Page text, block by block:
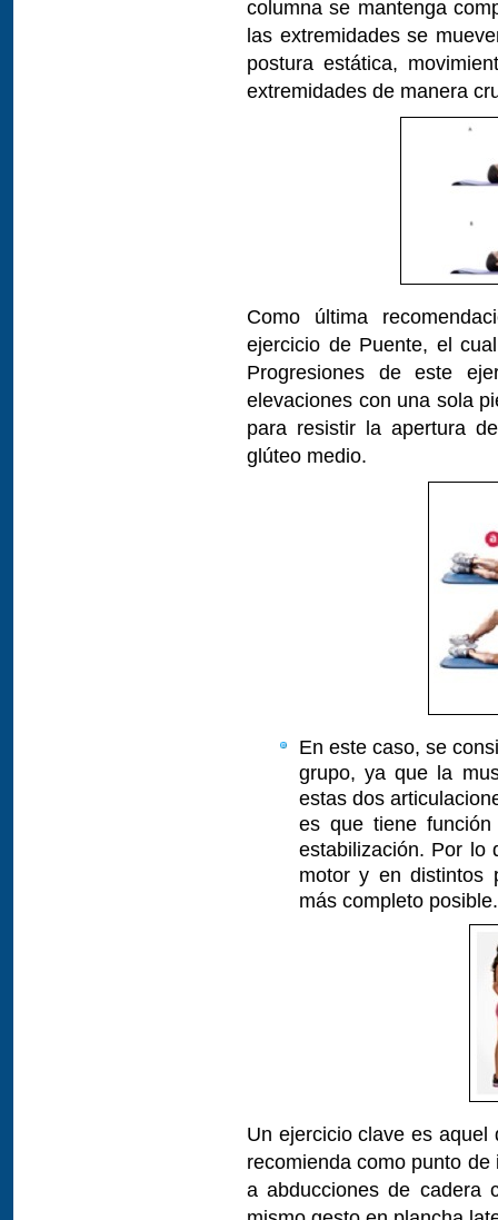
columna se mantenga
las extremidades se
postura estática,
extremidades de manera
Como última
ejercicio de Puente, el
Progresiones de este
elevaciones con una sola
para resistir la apertura
glúteo medio.
En este caso, se
grupo, ya que la
estas dos
es que tiene
estabilización. Por lo
motor y en distintos
más completo posible.
Un ejercicio clave es
recomienda como punto
a abducciones de cadera